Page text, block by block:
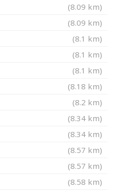
(8.09 km)
(8.09 km)
(8.1 km)
(8.1 km)
(8.1 km)
(8.18 km)
(8.2 km)
(8.34 km)
(8.34 km)
(8.57 km)
(8.57 km)
(8.58 km)